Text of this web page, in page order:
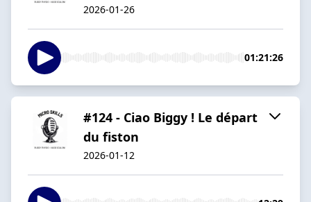
2026-01-26
01:21:26
#124 - Ciao Biggy ! Le départ
du fiston
2026-01-12